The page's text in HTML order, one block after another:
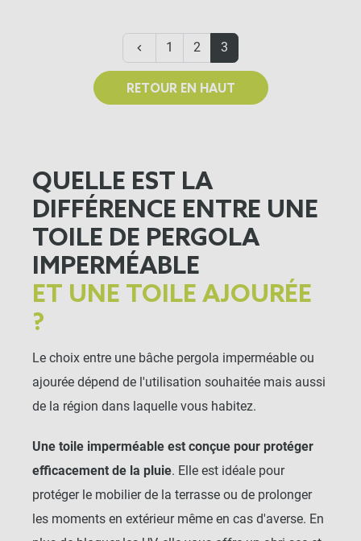
keyboard_arrow_left Précédent
1 2 3
RETOUR EN HAUT
QUELLE EST LA
DIFFÉRENCE ENTRE UNE
TOILE DE PERGOLA
IMPERMÉABLE
ET UNE TOILE AJOURÉE
?
Le choix entre une bâche pergola imperméable ou
ajourée dépend de l'utilisation souhaitée mais aussi
de la région dans laquelle vous habitez.
Une toile imperméable est conçue pour protéger
efficacement de la pluie. Elle est idéale pour
protéger le mobilier de la terrasse ou de prolonger
les moments en extérieur même en cas d'averse. En